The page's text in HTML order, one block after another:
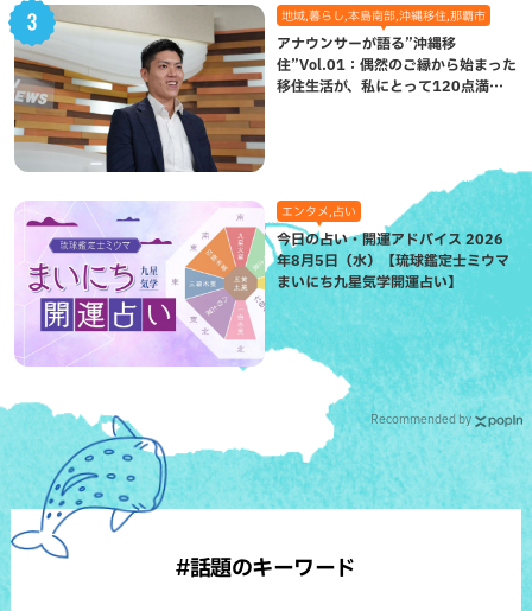
地域,暮らし,本島南部,沖縄移住,那覇市
アナウンサーが語る”沖縄移
住”Vol.01：偶然のご縁から始まった
移住生活が、私にとって120点満点
エンタメ,占い
今日の占い・開運アドバイス 2026
年8月5日（水）【琉球鑑定士ミウマ
まいにち九星気学開運占い】
Recommended by
#話題のキーワード